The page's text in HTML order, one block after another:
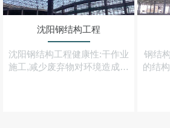
沈阳钢结构工程
沈阳钢结构工程健康性:干作业
施工,减少废弃物对环境造成的
钢结
的结